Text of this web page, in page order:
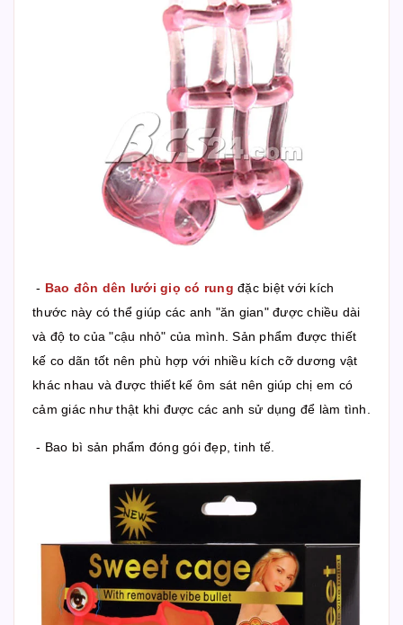
- Bao đôn dên lưới giọ có rung đặc biệt với kích
thước này có thể giúp các anh "ăn gian" được chiều dài
và độ to của "cậu nhỏ" của mình. Sản phẩm được thiết
kế co dãn tốt nên phù hợp với nhiều kích cỡ dương vật
khác nhau và được thiết kế ôm sát nên giúp chị em có
cảm giác như thật khi được các anh sử dụng để làm tình.
- Bao bì sản phẩm đóng gói đẹp, tinh tế.